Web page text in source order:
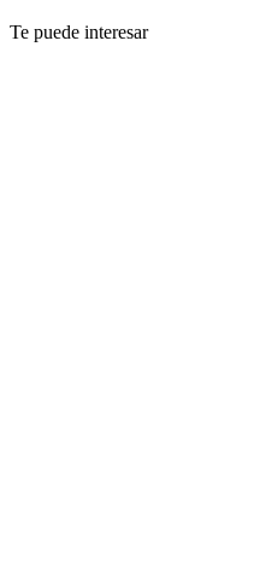
Te puede interesar